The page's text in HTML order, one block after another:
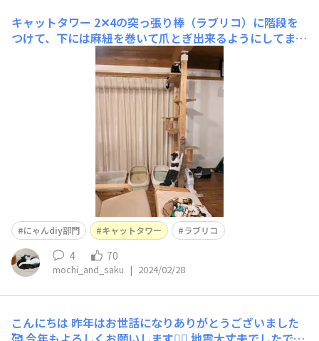
キャットタワー 2✕4の突っ張り棒（ラブリコ）に階段を
つけて、下には麻紐を巻いて爪とぎ出来るようにしてま
す。ケージの天井は開けておいて板で繋いでいるのでケー
ジにも行けるようになってます！
にゃんdiy部門 キャットタワー ラブリコ
4 70
mochi_and_saku | 2024/02/28
こんにちは 昨年はお世話になりありがとうございました